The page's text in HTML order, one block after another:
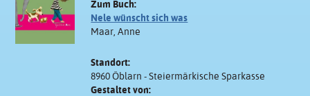
Zum Buch:
Nele wünscht sich was
Maar, Anne
Standort:
8960 Öblarn - Steiermärkische Sparkasse
Gestaltet von: